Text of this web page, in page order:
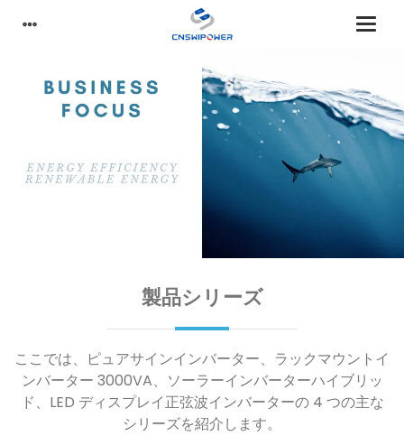
製品シリーズ
ここでは、ピュアサインインバーター、ラックマウントイ
ンバーター 3000VA、ソーラーインバーターハイブリッ
ド、LED ディスプレイ正弦波インバーターの 4 つの主な
シリーズを紹介します。